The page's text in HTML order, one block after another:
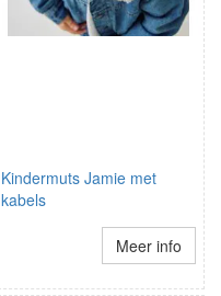
Kindermuts Jamie met
kabels
Meer info